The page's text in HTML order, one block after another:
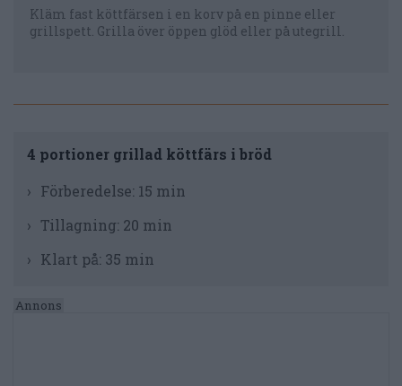
Kläm fast köttfärsen i en korv på en pinne eller
grillspett. Grilla över öppen glöd eller på utegrill.
4 portioner grillad köttfärs i bröd
Förberedelse: 15 min
Tillagning: 20 min
Klart på: 35 min